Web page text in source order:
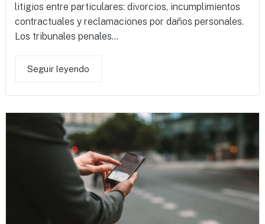
litigios entre particulares: divorcios, incumplimientos
contractuales y reclamaciones por daños personales.
Los tribunales penales...
Seguir leyendo